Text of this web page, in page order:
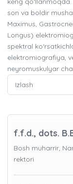
son va boldir
Maximus,
Longus)
spektral
elektromiografiya,
neyromuskulyar
f.f.d., dots.
Bosh muharrir,
rektori